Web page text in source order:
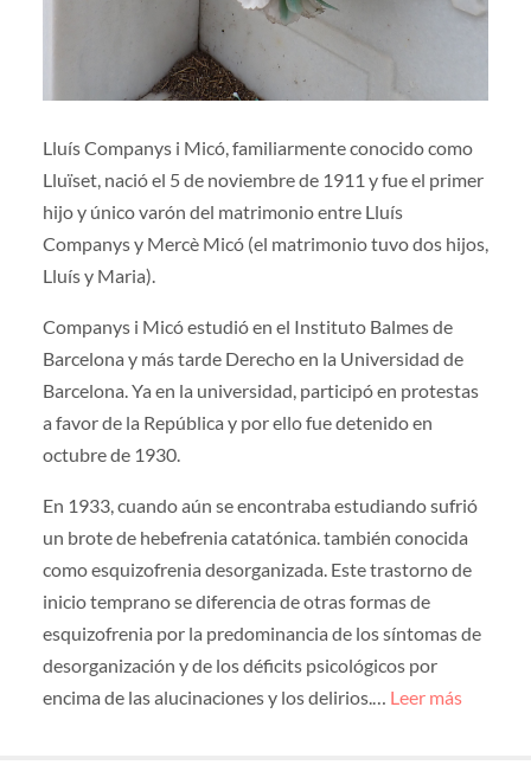
Lluís Companys i Micó, familiarmente conocido como
Lluïset, nació el 5 de noviembre de 1911 y fue el primer
hijo y único varón del matrimonio entre Lluís
Companys y Mercè Micó (el matrimonio tuvo dos hijos,
Lluís y Maria).
Companys i Micó estudió en el Instituto Balmes de
Barcelona y más tarde Derecho en la Universidad de
Barcelona. Ya en la universidad, participó en protestas
a favor de la República y por ello fue detenido en
octubre de 1930.
En 1933, cuando aún se encontraba estudiando sufrió
un brote de hebefrenia catatónica. también conocida
como esquizofrenia desorganizada. Este trastorno de
inicio temprano se diferencia de otras formas de
esquizofrenia por la predominancia de los síntomas de
desorganización y de los déficits psicológicos por
encima de las alucinaciones y los delirios.… Leer más